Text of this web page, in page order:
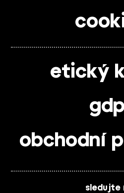
etický
obchodní
sledujte